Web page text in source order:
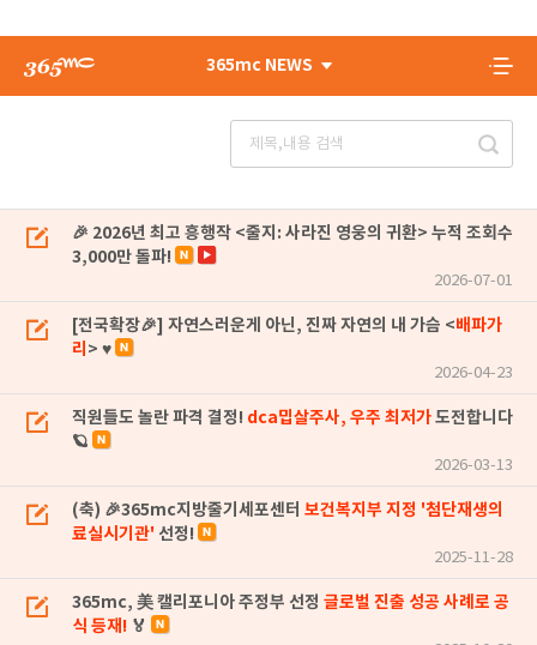
365mc NEWS
🎉 2026년 최고 흥행작 <줄지: 사라진 영웅의 귀환> 누적 조회수
3,000만 돌파!
2026-07-01
[전국확장🎉] 자연스러운게 아닌, 진짜 자연의 내 가슴 <배파가
리 > ♥
2026-04-23
직원들도 놀란 파격 결정! dca밉살주사, 우주 최저가도전합니다
🪐
2026-03-13
(축) 🎉365mc지방줄기세포센터 보건복지부 지정 '첨단재생의
료실시기관' 선정!
2025-11-28
365mc, 美 캘리포니아 주정부 선정 글로벌 진출 성공 사례로 공
식 등재! 🏅